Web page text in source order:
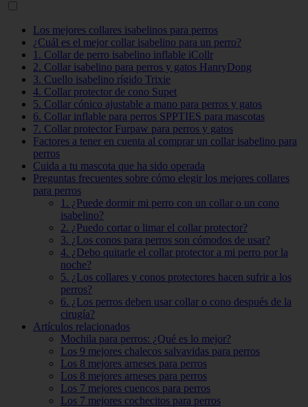
Los mejores collares isabelinos para perros
¿Cuál es el mejor collar isabelino para un perro?
1. Collar de perro isabelino inflable iCollr
2. Collar isabelino para perros y gatos HanryDong
3. Cuello isabelino rígido Trixie
4. Collar protector de cono Supet
5. Collar cónico ajustable a mano para perros y gatos
6. Collar inflable para perros SPPTIES para mascotas
7. Collar protector Furpaw para perros y gatos
Factores a tener en cuenta al comprar un collar isabelino para
perros
Cuida a tu mascota que ha sido operada
Preguntas frecuentes sobre cómo elegir los mejores collares
para perros
1. ¿Puede dormir mi perro con un collar o un cono
isabelino?
2. ¿Puedo cortar o limar el collar protector?
3. ¿Los conos para perros son cómodos de usar?
4. ¿Debo quitarle el collar protector a mi perro por la
noche?
5. ¿Los collares y conos protectores hacen sufrir a los
perros?
6. ¿Los perros deben usar collar o cono después de la
cirugía?
Artículos relacionados
Mochila para perros: ¿Qué es lo mejor?
Los 9 mejores chalecos salvavidas para perros
Los 8 mejores arneses para perros
Los 8 mejores arneses para perros
Los 7 mejores cuencos para perros
Los 7 mejores cochecitos para perros